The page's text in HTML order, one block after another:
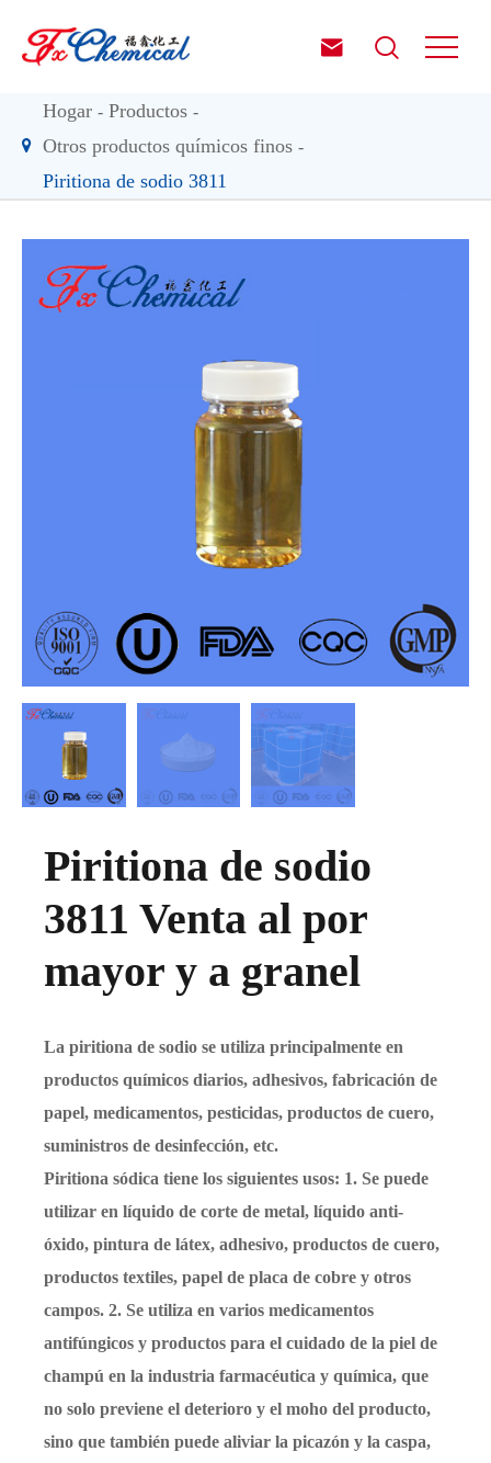
 
Hogar
Productos
Otros productos químicos finos
Piritiona de sodio 3811
Piritiona de sodio
3811 Venta al por
mayor y a granel
La piritiona de sodio se utiliza principalmente en
productos químicos diarios, adhesivos, fabricación de
papel, medicamentos, pesticidas, productos de cuero,
suministros de desinfección, etc.
Piritiona sódica tiene los siguientes usos: 1. Se puede
utilizar en líquido de corte de metal, líquido anti-
óxido, pintura de látex, adhesivo, productos de cuero,
productos textiles, papel de placa de cobre y otros
campos. 2. Se utiliza en varios medicamentos
antifúngicos y productos para el cuidado de la piel de
champú en la industria farmacéutica y química, que
no solo previene el deterioro y el moho del producto,
sino que también puede aliviar la picazón y la caspa,